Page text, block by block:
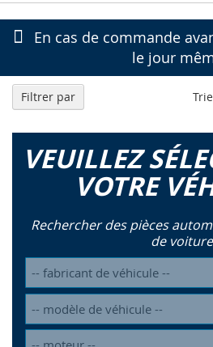
En cas de commande
le jour
VEUILLEZ
VOTRE
Rechercher des pièces
de voiture
Filtrer par